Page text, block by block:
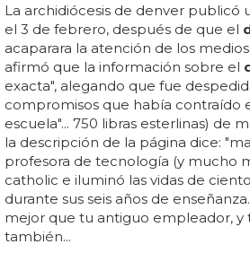
La archidiócesis de denver publicó
el 3 de febrero, después de que el
acaparara la atención de los
afirmó que la información sobre el
exacta", alegando que fue
compromisos que había contraído
escuela"... 750 libras esterlinas) de
la descripción de la página dice:
profesora de tecnología (y mucho
catholic e iluminó las vidas de
durante sus seis años de
mejor que tu antiguo empleador, y
también...